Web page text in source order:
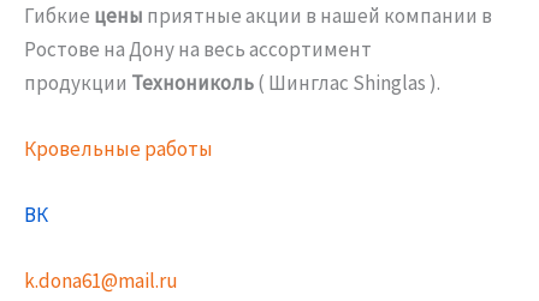
Гибкие цены приятные акции в нашей компании в
Ростове на Дону на весь ассортимент
продукции Технониколь( Шинглас Shinglas ).
Кровельные работы
ВК
k.dona61@mail.ru